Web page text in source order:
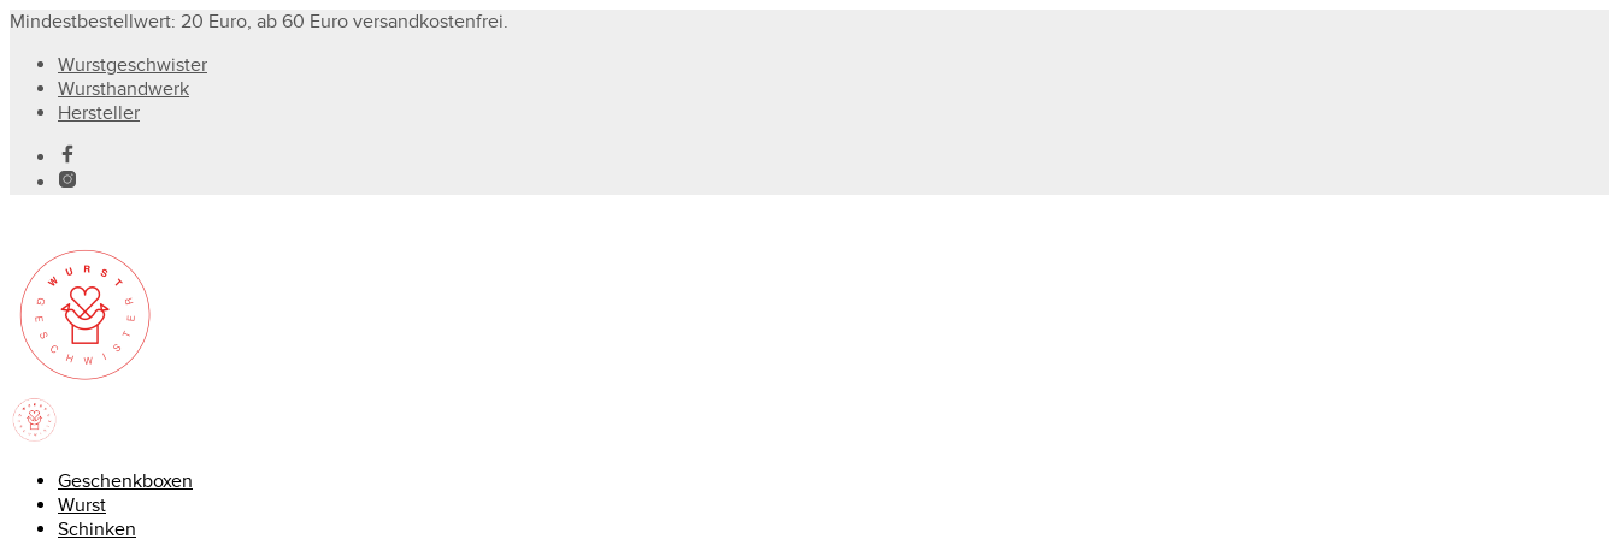
Mindestbestellwert: 20 Euro, ab 60 Euro versandkostenfrei.
Wurstgeschwister
Wursthandwerk
Hersteller
Geschenkboxen
Wurst
Schinken